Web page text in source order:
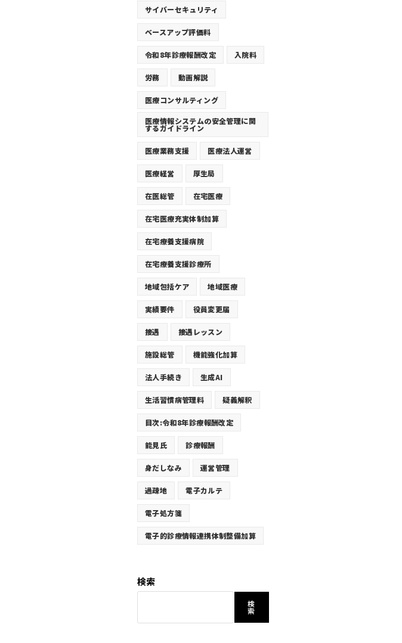
サイバーセキュリティ
ベースアップ評価料
令和8年診療報酬改定 入院料
労務 動画解説
医療コンサルティング
医療情報システムの安全管理に関
するガイドライン
医療業務支援 医療法人運営
医療経営 厚生局
在医総管 在宅医療
在宅医療充実体制加算
在宅療養支援病院
在宅療養支援診療所
地域包括ケア 地域医療
実績要件 役員変更届
接遇 接遇レッスン
施設総管 機能強化加算
法人手続き 生成AI
生活習慣病管理料 疑義解釈
目次:令和8年診療報酬改定
能見氏 診療報酬
身だしなみ 運営管理
過疎地 電子カルテ
電子処方箋
電子的診療情報連携体制整備加算
検索
検
索